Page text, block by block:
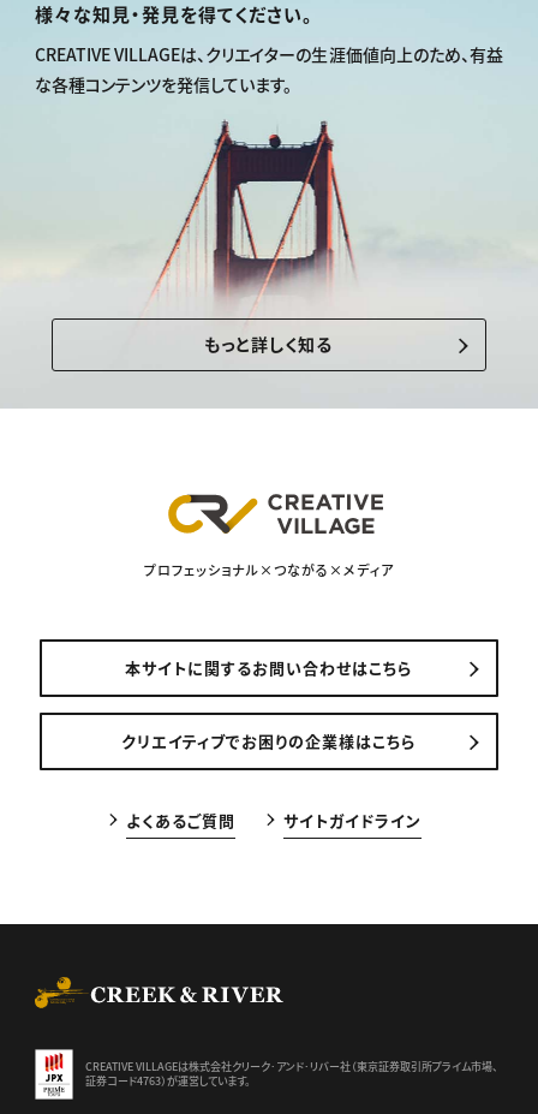
様々な知見・発見を得てください。
CREATIVE VILLAGEは、 クリエイターの生涯価値向上のため、有益
な各種コンテンツを発信しています。
もっと詳しく知る
プロフェッショナル×つながる×メディア
本サイトに関するお問い合わせはこちら
クリエイティブでお困りの企業様はこちら
よくあるご質問 サイトガイドライン
CREATIVE VILLAGEは株式会社クリーク･アンド･リバー社（東京証券取引所プライム市場、
証券コード4763）が運営しています。